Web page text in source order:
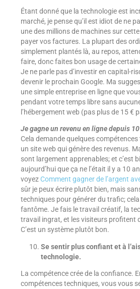
Étant donné que la technologie est
marché, je pense qu’il est idiot de ne
une des millions de machines sur
payer vos factures. La plupart des
simplement plantés là, au repos,
faire, donc faites bon usage de
Je ne parle pas d’investir en capital-
devenir le prochain Google. Ma
une simple entreprise en ligne que
pendant votre temps libre sans
l’hébergement web (pas plus de 15 €
Je gagne un revenu en ligne depuis 10
Cela demande quelques
un site web qui génère des revenus.
sont largement apprenables; et c’est
aujourd’hui que ça ne l’était il y a 10
voyez Comment gagner de l’argent
sûr je peux écrire plutôt bien, mais
techniques pour générer du trafic;
fantôme. Je fais le travail créatif, la
travail ingrat, et les visiteurs profitent
C’est un système plutôt bon.
Se sentir plus confiant et à
technologie.
La compétence crée de la confiance.
compétences techniques, vous vous